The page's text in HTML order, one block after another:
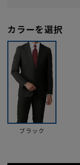
カラーを選択
ブラック